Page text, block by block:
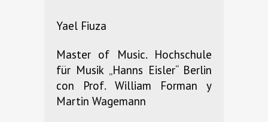
Yael Fiuza
Master of Music. Hochschule
für Musik „Hanns Eisler“ Berlin
con Prof. William Forman y
Martin Wagemann